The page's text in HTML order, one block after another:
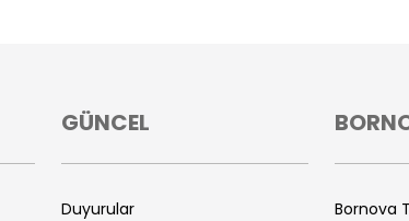
GÜNCEL
Duyurular
Bornova